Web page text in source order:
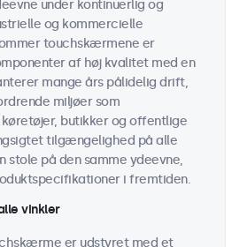
under kontinuerlig og
og kommercielle
touchskærmene er
af høj kvalitet med en
mange års pålidelig drift,
miljøer som
butikker og offentlige
tilgængelighed på alle
stole på den samme ydeevne,
i fremtiden.
vinkler
er udstyret med et